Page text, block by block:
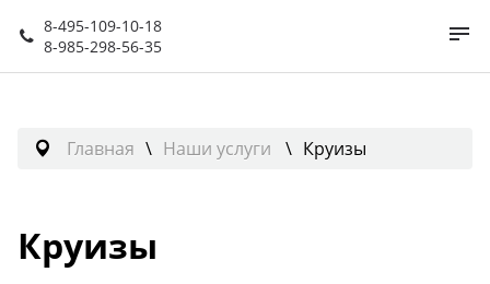
8-495-109-10-18
8-985-298-56-35
Главная Наши услуги Круизы
Круизы